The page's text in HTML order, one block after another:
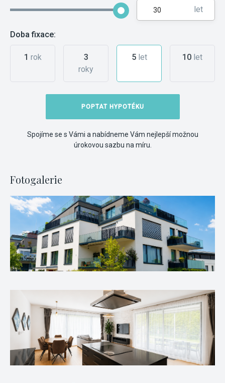
let
Doba fixace:
1 rok
3
roky
5let 10 let
POPTAT HYPOTÉKU
Spojíme se s Vámi a nabídneme Vám nejlepší možnou
úrokovou sazbu na míru.
Fotogalerie